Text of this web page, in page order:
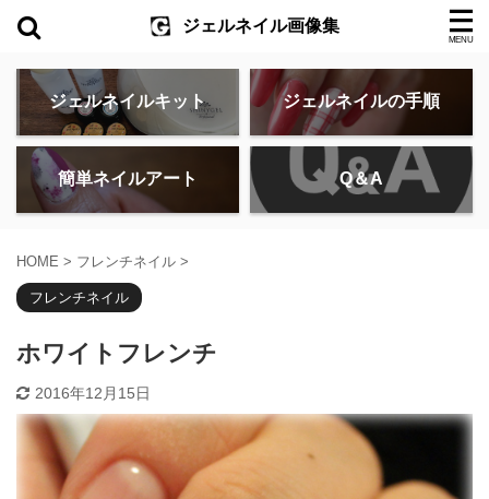
ジェルネイル画像集
ジェルネイルキット ジェルネイルの手順
簡単ネイルアート Q＆A
HOME > フレンチネイル >
フレンチネイル
ホワイトフレンチ
2016年12月15日